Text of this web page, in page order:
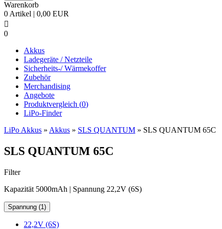
Warenkorb
0 Artikel | 0,00 EUR

0
Akkus
Ladegeräte / Netzteile
Sicherheits-/ Wärmekoffer
Zubehör
Merchandising
Angebote
Produktvergleich (0)
LiPo-Finder
LiPo Akkus » Akkus » SLS QUANTUM » SLS QUANTUM 65C
SLS QUANTUM 65C
Filter
Kapazität 5000mAh | Spannung 22,2V (6S)
Spannung (1)
22,2V (6S)